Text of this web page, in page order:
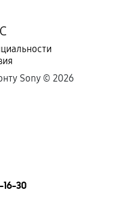
Sony © 2026
16-30